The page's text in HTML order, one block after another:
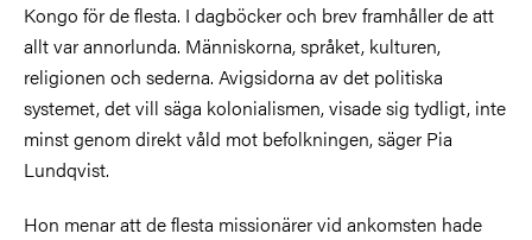
Kongo för de flesta. I dagböcker och brev framhåller de att
allt var annorlunda. Människorna, språket, kulturen,
religionen och sederna. Avigsidorna av det politiska
systemet, det vill säga kolonialismen, visade sig tydligt, inte
minst genom direkt våld mot befolkningen, säger Pia
Lundqvist.
Hon menar att de flesta missionärer vid ankomsten hade